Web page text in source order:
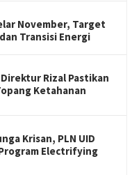
November, Target
Transisi Energi
Rizal Pastikan
Ketahanan
Krisan, PLN UID
Electrifying